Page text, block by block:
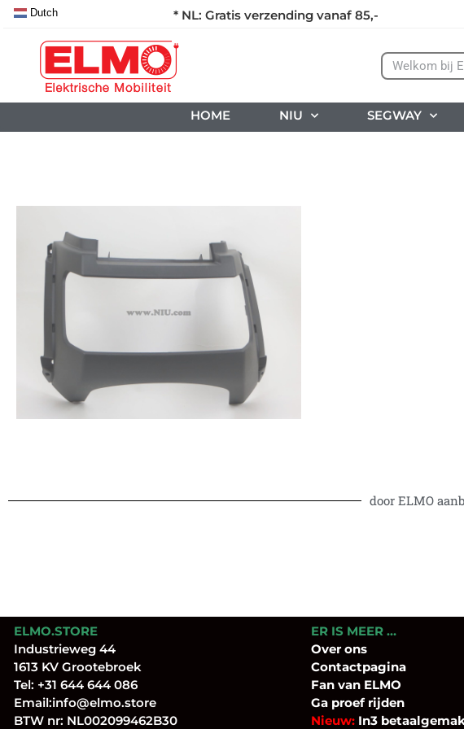
* NL: Gratis verzending vanaf 85,-
Dutch
HOME NIU SEGWAY
door ELMO
ELMO.STORE
Industrieweg 44
1613 KV Grootebroek
Tel: +31 644 644 086
Email:info@elmo.store
BTW nr: NL002099462B30
ER IS MEER …
Over ons
Contactpagina
Fanvan ELMO
Ga proef rijden
Nieuw:In3